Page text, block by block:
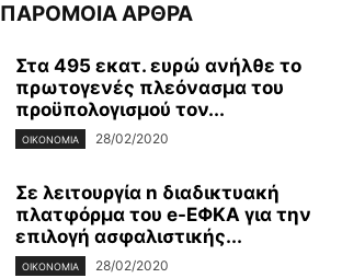
ΠΑΡΟΜΟΙΑ ΑΡΘΡΑ
Στα 495 εκατ. ευρώ ανήλθε το
πρωτογενές πλεόνασμα του
προϋπολογισμού τον...
ΟΙΚΟΝΟΜΊΑ 28/02/2020
Σε λειτουργία n διαδικτυακή
πλατφόρμα του e-ΕΦΚΑ για την
επιλογή ασφαλιστικής...
ΟΙΚΟΝΟΜΊΑ 28/02/2020